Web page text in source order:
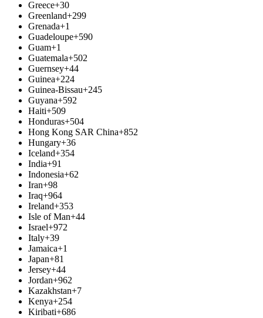
Greece+30
Greenland+299
Grenada+1
Guadeloupe+590
Guam+1
Guatemala+502
Guernsey+44
Guinea+224
Guinea-Bissau+245
Guyana+592
Haiti+509
Honduras+504
Hong Kong SAR China+852
Hungary+36
Iceland+354
India+91
Indonesia+62
Iran+98
Iraq+964
Ireland+353
Isle of Man+44
Israel+972
Italy+39
Jamaica+1
Japan+81
Jersey+44
Jordan+962
Kazakhstan+7
Kenya+254
Kiribati+686